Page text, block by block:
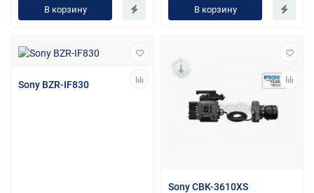
В корзину В корзину
Sony BZR-IF830
Sony CBK-3610XS